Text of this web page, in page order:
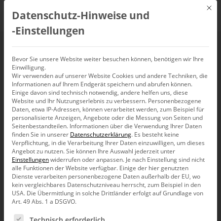
Planning with
DeltaMaster (in
English) 2019-12-10
10. Dezember 2019, 9:00–10:00Uhr,Webinar
Mit
Datenschutz-Hinweise und
‑Einstellungen
Bevor Sie unsere Website weiter besuchen können, benötigen wir Ihre
Einwilligung.
Wir verwenden auf unserer Website Cookies und andere Techniken, die
Informationen auf Ihrem Endgerät speichern und abrufen können.
Einige davon sind technisch notwendig, andere helfen uns, diese
Website und Ihr Nutzungserlebnis zu verbessern. Personenbezogene
Daten, etwa IP-Adressen, können verarbeitet werden, zum Beispiel für
personalisierte Anzeigen, Angebote oder die Messung von Seiten und
Seitenbestandteilen. Informationen über die Verwendung Ihrer Daten
finden Sie in unserer Datenschutzerklärung. Es besteht keine
Verpflichtung, in die Verarbeitung Ihrer Daten einzuwilligen, um dieses
Angebot zu nutzen.Sie können Ihre Auswahl jederzeit unter
Einstellungenwiderrufen oder anpassen. Je nach Einstellung sind nicht
alle Funktionen der Website verfügbar. Einige der hier genutzten
Dienste verarbeiten personenbezogene Daten außerhalb der EU, wo
kein vergleichbares Datenschutzniveau herrscht, zum Beispiel in den
USA. Die Übermittlung in solche Drittländer erfolgt auf Grundlage von
Art. 49 Abs. 1 a DSGVO.
Es folgt eine Liste der Service-Gruppen, für die eine